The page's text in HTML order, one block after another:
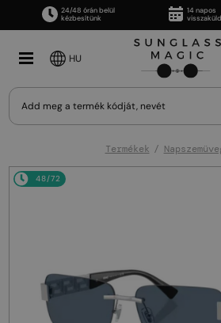
24/48 órán belül
kézbesítünk
14 napos
HU
Termékek
48/72